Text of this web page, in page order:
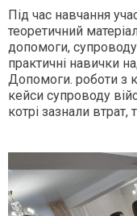
Під час навчання
теоретичний
допомоги,
практичні навички
Допомоги. роботи з
кейси супроводу
котрі зазнали